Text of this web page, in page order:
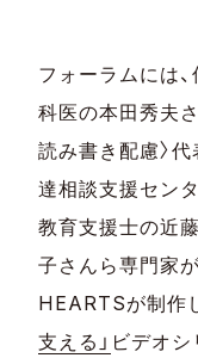
フォーラムには
科医の本田秀夫
読み書き配慮〉
達相談支援セン
教育支援士の近
子さんら専門家
HEARTSが制作
支える」 ビデオシ